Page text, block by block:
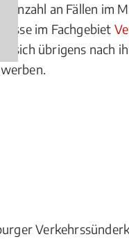
Anzahl an Fällen im
im Fachgebiet
sich übrigens nach